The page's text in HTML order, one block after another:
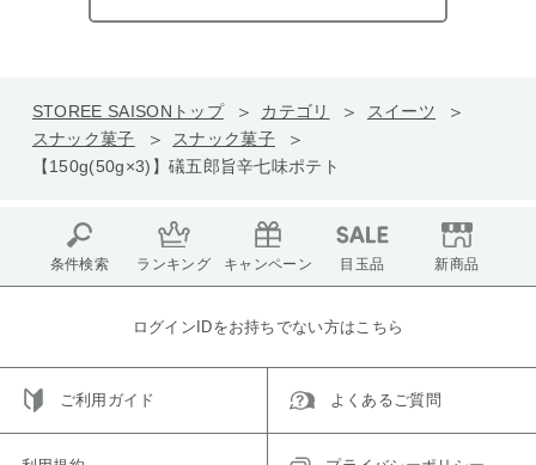
STOREE SAISONトップ カテゴリ
スイーツ
スナック菓子
スナック菓子
【150g(50g×3)】礒五郎旨辛七味ポテト
条件検索 ランキング キャンペーン 目玉品 新商品
ログインIDをお持ちでない方はこちら
ご利用ガイド よくあるご質問